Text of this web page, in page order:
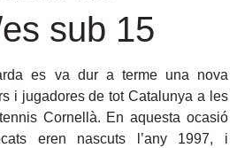
sub 15
es va dur a terme una nova
i jugadores de tot Catalunya a les
Cornellà. En aquesta ocasió
eren nascuts l’any 1997, i